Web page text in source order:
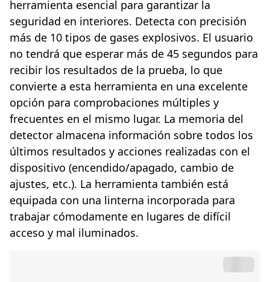
herramienta esencial para garantizar la
seguridad en interiores. Detecta con precisión
más de 10 tipos de gases explosivos. El usuario
no tendrá que esperar más de 45 segundos para
recibir los resultados de la prueba, lo que
convierte a esta herramienta en una excelente
opción para comprobaciones múltiples y
frecuentes en el mismo lugar. La memoria del
detector almacena información sobre todos los
últimos resultados y acciones realizadas con el
dispositivo (encendido/apagado, cambio de
ajustes, etc.). La herramienta también está
equipada con una linterna incorporada para
trabajar cómodamente en lugares de difícil
acceso y mal iluminados.